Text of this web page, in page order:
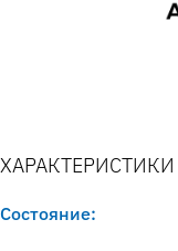
ХАРАКТЕРИСТИКИ
Состояние: